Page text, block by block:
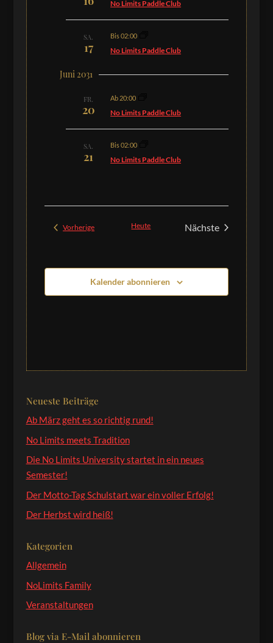
No Limits Paddle Club
SA.
17
Bis 02:00
No Limits Paddle Club
Juni 2031
FR.
20
Ab 20:00
No Limits Paddle Club
SA.
21
Bis 02:00
No Limits Paddle Club
VorherigeVeranstaltungen
Heute
Nächste
Veranstaltungen
Kalender abonnieren
Neueste Beiträge
Ab März geht es so richtig rund!
No Limits meets Tradition
Die No Limits University startet in ein neues
Semester!
Der Motto-Tag Schulstart war ein voller Erfolg!
Der Herbst wird heiß!
Kategorien
Allgemein
NoLimits Family
Veranstaltungen
Blog via E-Mail abonnieren